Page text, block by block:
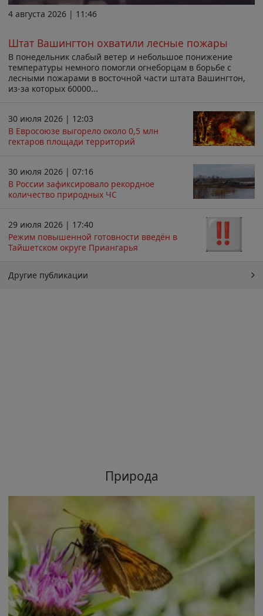
4 августа 2026 | 11:46
Штат Вашингтон охватили лесные пожары
В понедельник слабый ветер и небольшое понижение
температуры немного помогли огнеборцам в борьбе с
лесными пожарами в восточной части штата Вашингтон,
из-за которых 60000...
30 июля 2026 | 12:03
В Евросоюзе выгорело около 0,5 млн
гектаров площади территорий
30 июля 2026 | 07:16
В России зафиксировало рекордное
количество природных ЧС
29 июля 2026 | 17:40
Режим повышенной готовности введён в
Тайшетском округе Приангарья
Другие публикации
Природа